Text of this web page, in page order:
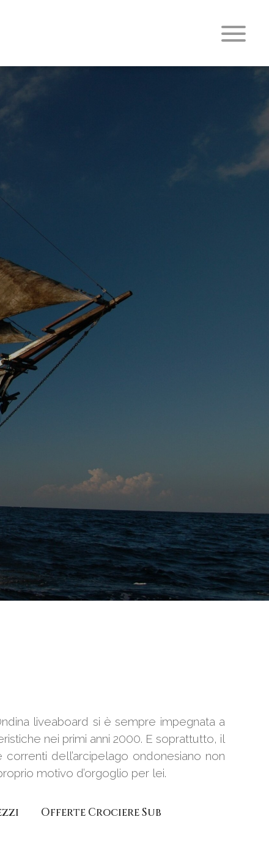
liveaboard si è sempre impegnata a
nei primi anni 2000. E soprattutto, il
dell’arcipelago ondonesiano non
motivo d’orgoglio per lei.
Offerte Crociere Sub